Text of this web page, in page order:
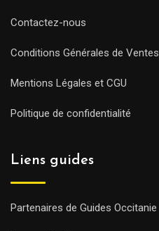
Contactez-nous
Conditions Générales de Ventes
Mentions Légales et CGU
Politique de confidentialité
Liens guides
Partenaires de Guides Occitanie